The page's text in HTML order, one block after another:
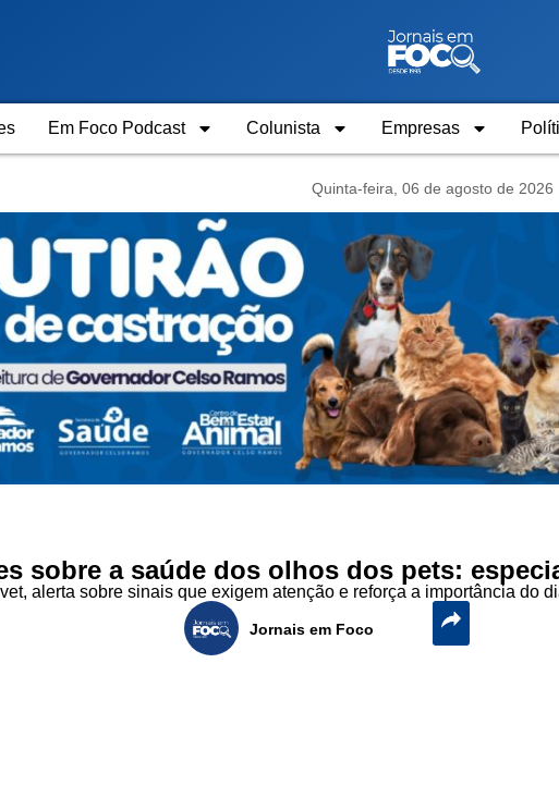
Em Foco Podcast Colunista Empresas
Quinta-feira, 06 de agosto de 2026
sobre a saúde dos olhos dos pets:
alerta sobre sinais que exigem atenção e reforça a importância do
Jornais em Foco